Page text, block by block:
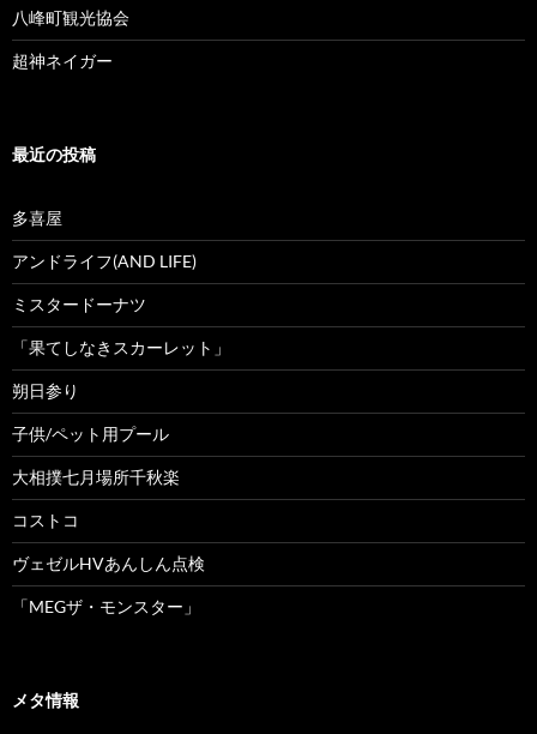
八峰町観光協会
超神ネイガー
最近の投稿
多喜屋
アンドライフ(AND LIFE)
ミスタードーナツ
「果てしなきスカーレット」
朔日参り
子供/ペット用プール
大相撲七月場所千秋楽
コストコ
ヴェゼルHVあんしん点検
「MEGザ・モンスター」
メタ情報